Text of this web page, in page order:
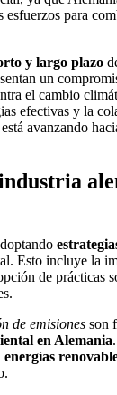
esfuerzos para
y largo plazo
un
el cambio
efectivas y la
avanzando
Esto incluye la
de prácticas
de emisiones son
en Alemania
energías